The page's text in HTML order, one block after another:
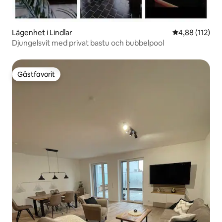
Lägenhet i Lindlar 4,88 av 5 i
4,88 (112)
Djungelsvit med privat bastu och bubbelpool
Gästfavorit
Gästfavorit